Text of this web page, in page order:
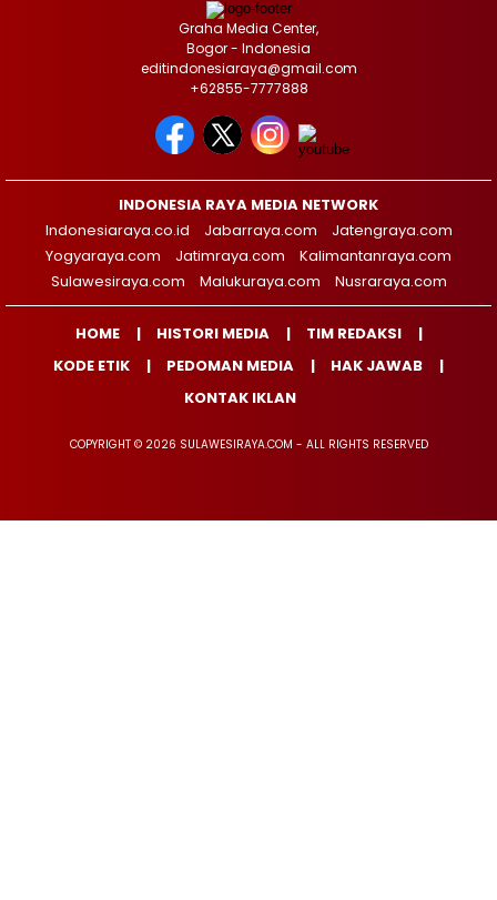
Graha Media Center,
Bogor - Indonesia
editindonesiaraya@gmail.com
+62855-7777888
INDONESIA RAYA MEDIA NETWORK
Indonesiaraya.co.id
Jabarraya.com
Jatengraya.com
Yogyaraya.com
Jatimraya.com
Kalimantanraya.com
Sulawesiraya.com
Malukuraya.com Nusraraya.com
HOME HISTORI MEDIA
TIM REDAKSI
KODE ETIK
PEDOMAN MEDIA
HAK JAWAB
KONTAK IKLAN
COPYRIGHT © 2026 SULAWESIRAYA.COM - ALL RIGHTS RESERVED